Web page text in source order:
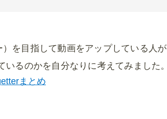
を目指して動画をアップしている人が
るのかを自分なりに考えてみました。
まとめ